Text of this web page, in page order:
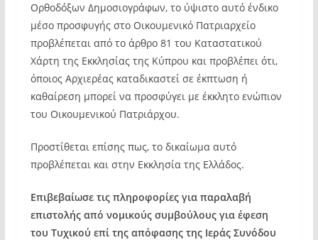
Ορθοδόξων Δημοσιογράφων, το ύψιστο αυτό ένδικο
μέσο προσφυγής στο Οικουμενικό Πατριαρχείο
προβλέπεται από το άρθρο 81 του Καταστατικού
Χάρτη της Εκκλησίας της Κύπρου και προβλέπει ότι,
όποιος Αρχιερέας καταδικαστεί σε έκπτωση ή
καθαίρεση μπορεί να προσφύγει με έκκλητο ενώπιον
του Οικουμενικού Πατριάρχου.
Προστίθεται επίσης πως, το δικαίωμα αυτό
προβλέπεται και στην Εκκλησία της Ελλάδος.
Επιβεβαίωσε τις πληροφορίες για παραλαβή
επιστολής από νομικούς συμβούλους για έφεση
του Τυχικού επί της απόφασης της Ιεράς Συνόδου